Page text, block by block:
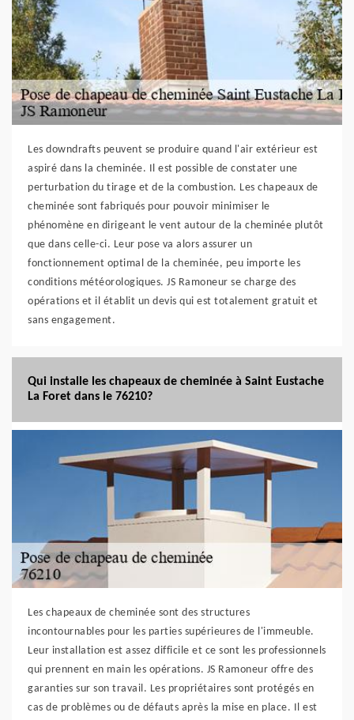
Les downdrafts peuvent se produire quand l'air extérieur est
aspiré dans la cheminée. Il est possible de constater une
perturbation du tirage et de la combustion. Les chapeaux de
cheminée sont fabriqués pour pouvoir minimiser le
phénomène en dirigeant le vent autour de la cheminée plutôt
que dans celle-ci. Leur pose va alors assurer un
fonctionnement optimal de la cheminée, peu importe les
conditions météorologiques. JS Ramoneur se charge des
opérations et il établit un devis qui est totalement gratuit et
sans engagement.
Qui installe les chapeaux de cheminée à Saint Eustache
La Foret dans le 76210?
Les chapeaux de cheminée sont des structures
incontournables pour les parties supérieures de l'immeuble.
Leur installation est assez difficile et ce sont les professionnels
qui prennent en main les opérations. JS Ramoneur offre des
garanties sur son travail. Les propriétaires sont protégés en
cas de problèmes ou de défauts après la mise en place. Il est